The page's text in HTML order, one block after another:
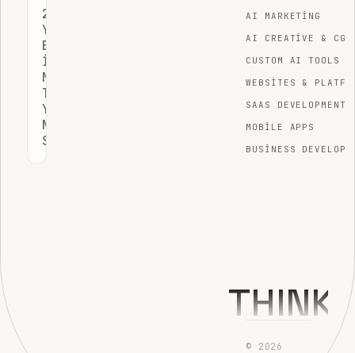
2026
YILINDA
EN
İYI
MARKA
TAKIP
YAZILIMI
NASIL
SEÇILMELIDIR?
AI MARKETING
AI CREATIVE & CGI
CUSTOM AI TOOLS
WEBSITES &
SAAS DEVELOPMENT
MOBILE APPS
BUSINESS
© 2026